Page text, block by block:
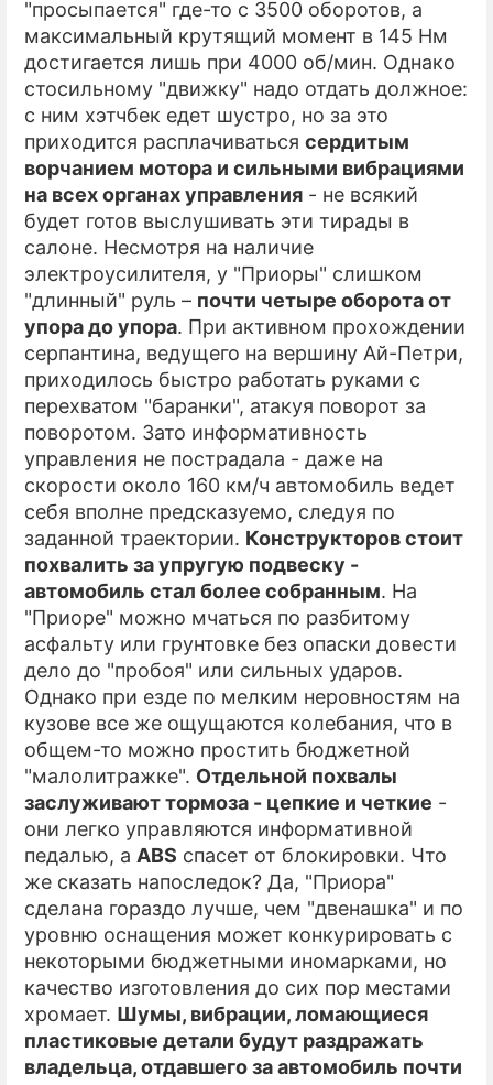
"просыпается" где-то с 3500 оборотов, а
максимальный крутящий момент в 145 Нм
достигается лишь при 4000 об/мин. Однако
стосильному "движку" надо отдать должное:
с ним хэтчбек едет шустро, но за это
приходится расплачиваться сердитым
ворчанием мотора и сильными вибрациями
на всех органах управления - не всякий
будет готов выслушивать эти тирады в
салоне. Несмотря на наличие
электроусилителя, у "Приоры" слишком
"длинный" руль – почти четыре оборота от
упора до упора. При активном прохождении
серпантина, ведущего на вершину Ай-Петри,
приходилось быстро работать руками с
перехватом "баранки", атакуя поворот за
поворотом. Зато информативность
управления не пострадала - даже на
скорости около 160 км/ч автомобиль ведет
себя вполне предсказуемо, следуя по
заданной траектории. Конструкторов стоит
похвалить за упругую подвеску -
автомобиль стал более собранным. На
"Приоре" можно мчаться по разбитому
асфальту или грунтовке без опаски довести
дело до "пробоя" или сильных ударов.
Однако при езде по мелким неровностям на
кузове все же ощущаются колебания, что в
общем-то можно простить бюджетной
"малолитражке". Отдельной похвалы
заслуживают тормоза - цепкие и четкие -
они легко управляются информативной
педалью, а ABS спасет от блокировки. Что
же сказать напоследок? Да, "Приора"
сделана гораздо лучше, чем "двенашка" и по
уровню оснащения может конкурировать с
некоторыми бюджетными иномарками, но
качество изготовления до сих пор местами
хромает. Шумы, вибрации, ломающиеся
пластиковые детали будут раздражать
владельца, отдавшего за автомобиль почти